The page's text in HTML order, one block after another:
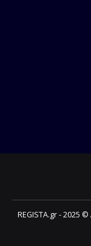
REGISTA.gr - 2025